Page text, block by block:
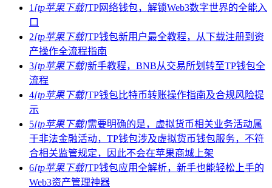
1 [tp苹果下载]TP网络钱包，解锁Web3数字世界的全能入
口
2[tp苹果下载]TP钱包新用户最全教程，从下载注册到资
产操作全流程指南
3[tp苹果下载]新手教程，BNB从交易所划转至TP钱包全
流程
4[tp苹果下载]TP钱包比特币转账操作指南及合规风险提
示
5[tp苹果下载]需要明确的是，虚拟货币相关业务活动属
于非法金融活动，TP钱包涉及虚拟货币钱包服务，不符
合相关监管规定，因此不会在苹果商城上架
6[tp苹果下载]TP钱包应用全解析，新手也能轻松上手的
Web3资产管理神器